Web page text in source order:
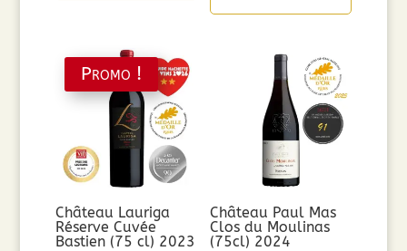
Promo !
Château Lauriga
Réserve Cuvée
Bastien (75 cl) 2023
Château Paul Mas
Clos du Moulinas
(75cl) 2024